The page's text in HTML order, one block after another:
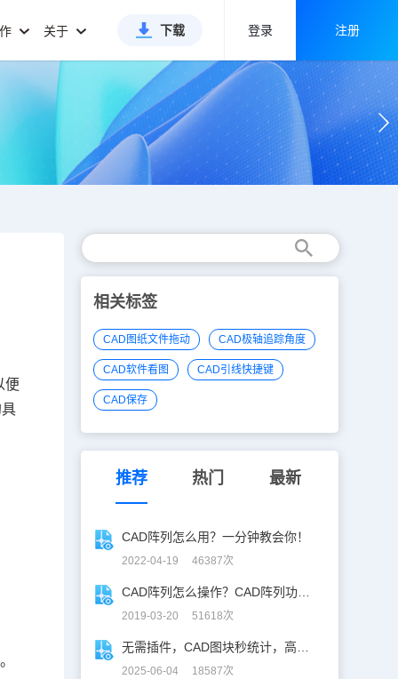
关于 下载 登录 注册
便
相关标签
CAD图纸文件拖动 CAD极轴追踪角度
CAD软件看图 CAD引线快捷键
CAD保存
推荐 热门 最新
CAD阵列怎么用？一分钟教会你！
2022-04-19 46387次
2019-03-20 51618次
2025-06-04 18587次